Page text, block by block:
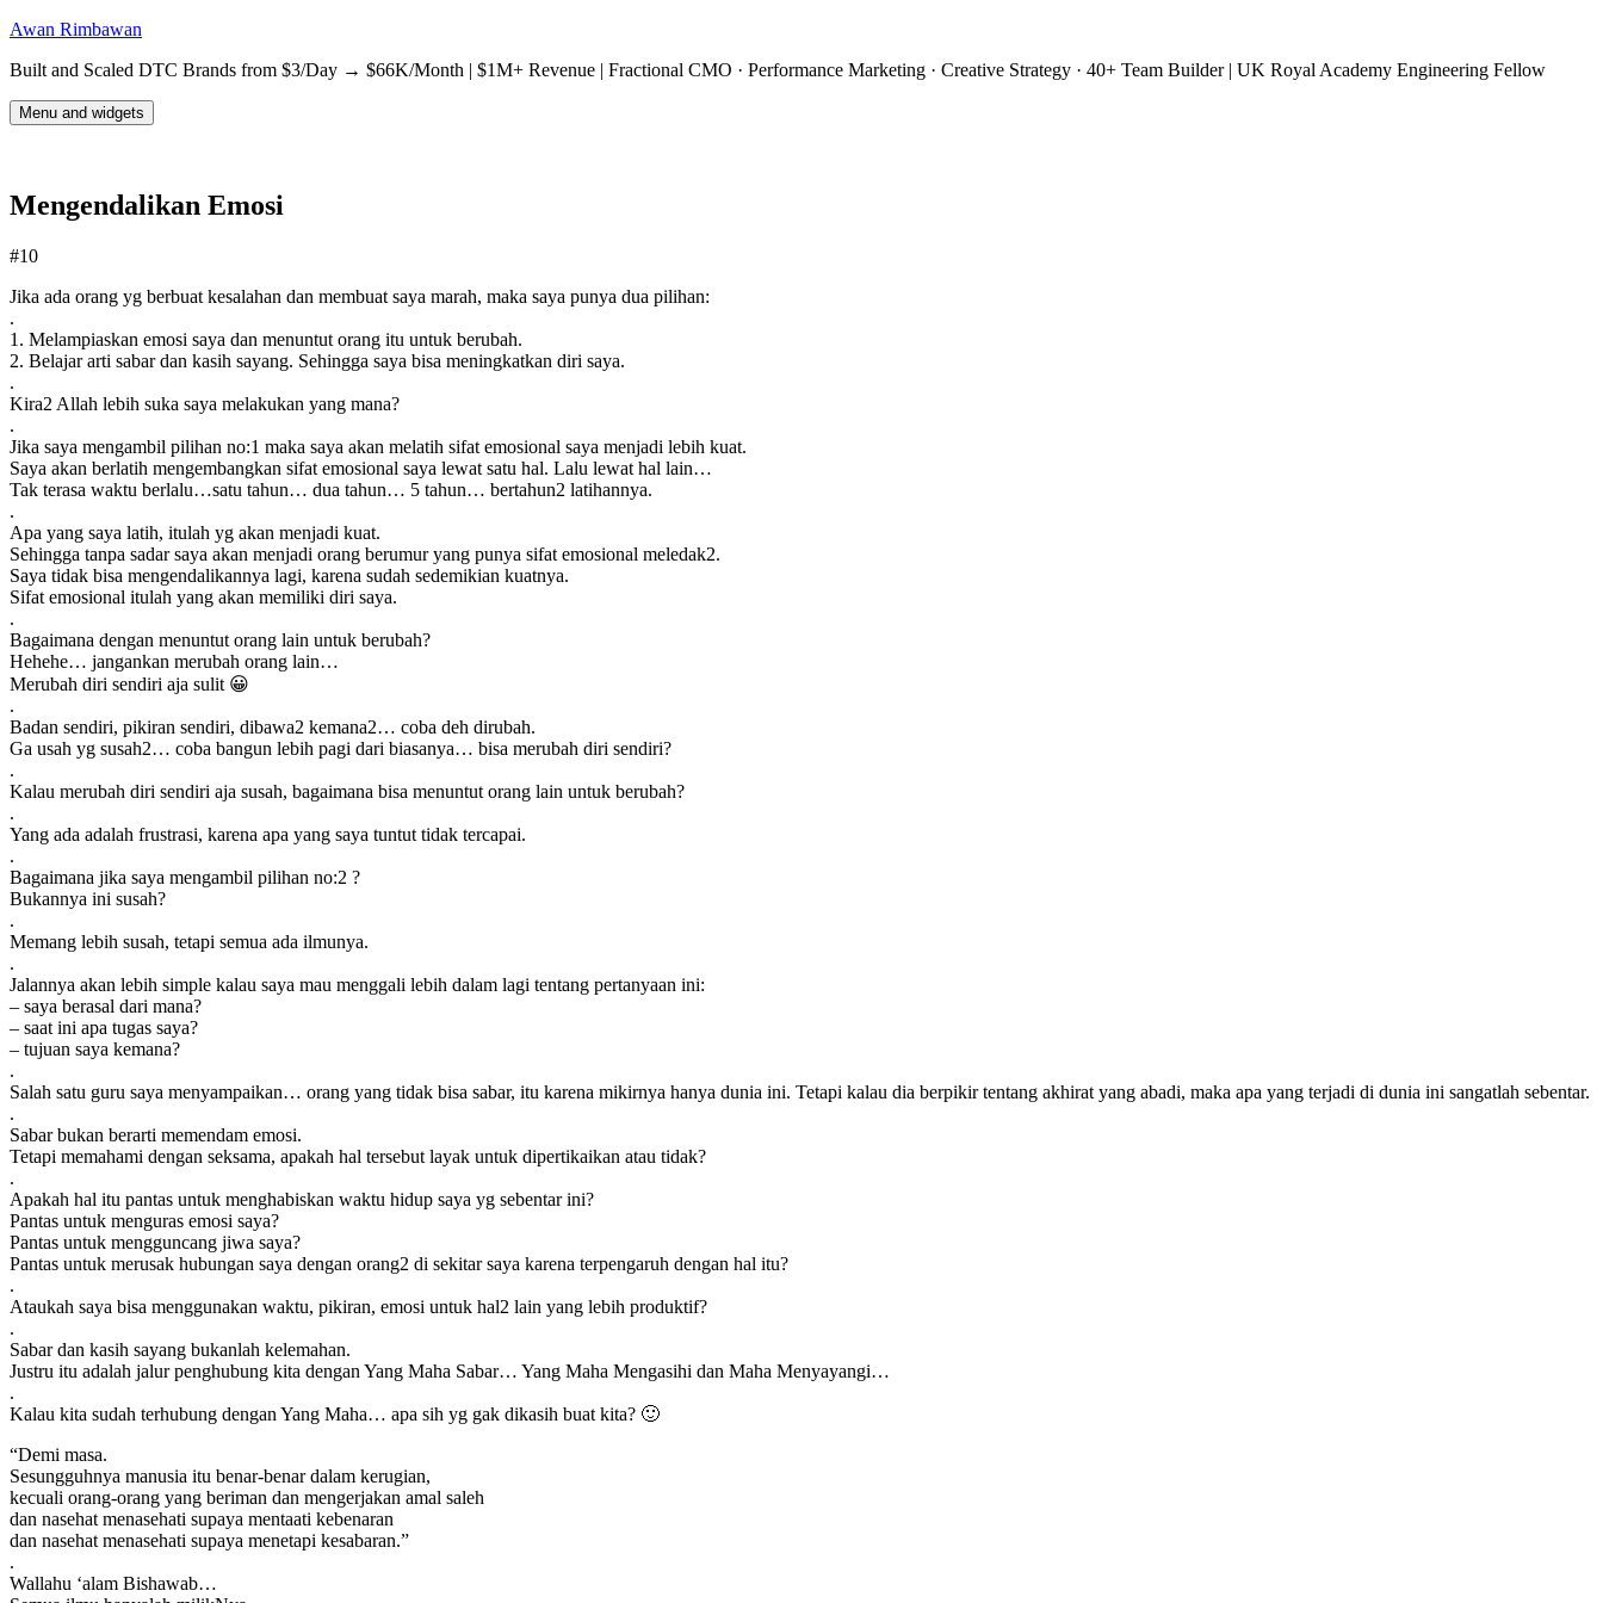
Skip
content
Awan Rimbawan
Built and Scaled DTC Brands from $3/Day → $66K/Month | $1M+ Revenue | Fractional CMO · Performance Marketing · Creative Strategy · 40+ Team Builder | UK Royal Academy Engineering Fellow
Menu and widgets
Mengendalikan Emosi
#10
Jika ada orang yg berbuat kesalahan dan membuat saya marah, maka saya punya dua pilihan:
.
1. Melampiaskan emosi saya dan menuntut orang itu untuk berubah.
2. Belajar arti sabar dan kasih sayang. Sehingga saya bisa meningkatkan diri saya.
.
Kira2 Allah lebih suka saya melakukan yang mana?
.
Jika saya mengambil pilihan no:1 maka saya akan melatih sifat emosional saya menjadi lebih kuat.
Saya akan berlatih mengembangkan sifat emosional saya lewat satu hal. Lalu lewat hal lain…
Tak terasa waktu berlalu…satu tahun… dua tahun… 5 tahun… bertahun2 latihannya.
.
Apa yang saya latih, itulah yg akan menjadi kuat.
Sehingga tanpa sadar saya akan menjadi orang berumur yang punya sifat emosional meledak2.
Saya tidak bisa mengendalikannya lagi, karena sudah sedemikian kuatnya.
Sifat emosional itulah yang akan memiliki diri saya.
.
Bagaimana dengan menuntut orang lain untuk berubah?
Hehehe… jangankan merubah orang lain…
Merubah diri sendiri aja sulit 😀
.
Badan sendiri, pikiran sendiri, dibawa2 kemana2… coba deh dirubah.
Ga usah yg susah2… coba bangun lebih pagi dari biasanya… bisa merubah diri sendiri?
.
Kalau merubah diri sendiri aja susah, bagaimana bisa menuntut orang lain untuk berubah?
.
Yang ada adalah frustrasi, karena apa yang saya tuntut tidak tercapai.
.
Bagaimana jika saya mengambil pilihan no:2 ?
Bukannya ini susah?
.
Memang lebih susah, tetapi semua ada ilmunya.
.
Jalannya akan lebih simple kalau saya mau menggali lebih dalam lagi tentang pertanyaan ini:
– saya berasal dari mana?
– saat ini apa tugas saya?
– tujuan saya kemana?
.
Salah satu guru saya menyampaikan… orang yang tidak bisa sabar, itu karena mikirnya hanya dunia ini. Tetapi kalau dia berpikir tentang akhirat yang abadi, maka apa yang terjadi di dunia ini sangatlah sebentar.
.
Sabar bukan berarti memendam emosi.
Tetapi memahami dengan seksama, apakah hal tersebut layak untuk dipertikaikan atau tidak?
.
Apakah hal itu pantas untuk menghabiskan waktu hidup saya yg sebentar ini?
Pantas untuk menguras emosi saya?
Pantas untuk mengguncang jiwa saya?
Pantas untuk merusak hubungan saya dengan orang2 di sekitar saya karena terpengaruh dengan hal itu?
.
Ataukah saya bisa menggunakan waktu, pikiran, emosi untuk hal2 lain yang lebih produktif?
.
Sabar dan kasih sayang bukanlah kelemahan.
Justru itu adalah jalur penghubung kita dengan Yang Maha Sabar… Yang Maha Mengasihi dan Maha Menyayangi…
.
Kalau kita sudah terhubung dengan Yang Maha… apa sih yg gak dikasih buat kita? 🙂
“Demi masa.
Sesungguhnya manusia itu benar-benar dalam kerugian,
kecuali orang-orang yang beriman dan mengerjakan amal saleh
dan nasehat menasehati supaya mentaati kebenaran
dan nasehat menasehati supaya menetapi kesabaran.”
.
Wallahu ‘alam Bishawab…